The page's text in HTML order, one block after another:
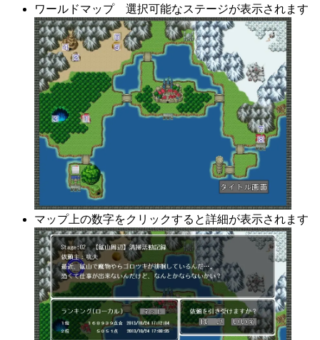
ワールドマップ 選択可能なステージが表示されます
マップ上の数字をクリックすると詳細が表示されます